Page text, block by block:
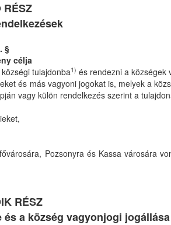
RÉSZ
§
célja
tulajdonba1) és rendezni a községek
és más vagyoni jogokat is, melyek a
vagy külön rendelkezés szerint a
Pozsonyra és Kassa városára
RÉSZ
a község vagyonjogi jogállása